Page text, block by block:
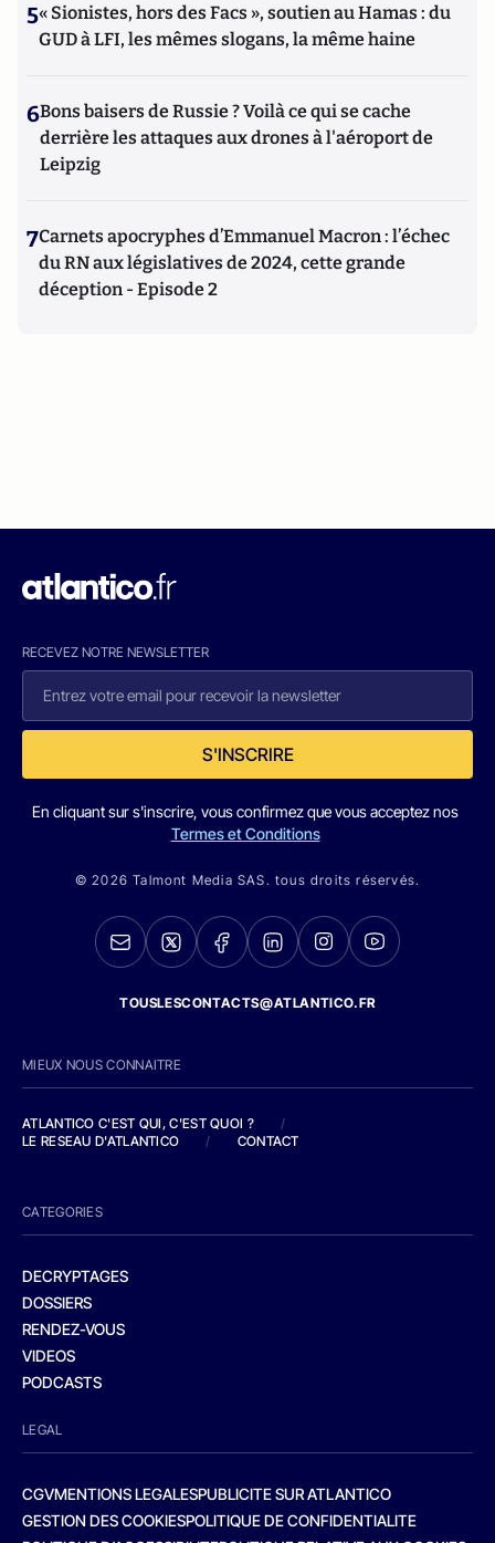
5« Sionistes, hors des Facs », soutien au Hamas : du
GUD à LFI, les mêmes slogans, la même haine
6Bons baisers de Russie ? Voilà ce qui se cache
derrière les attaques aux drones à l'aéroport de
Leipzig
7Carnets apocryphes d’Emmanuel Macron : l’échec
du RN aux législatives de 2024, cette grande
déception - Episode 2
RECEVEZ NOTRE NEWSLETTER
S'INSCRIRE
En cliquant sur s'inscrire, vous confirmez que vous acceptez nos
Termes et Conditions
© 2026 Talmont Media SAS. tous droits réservés.
TOUSLESCONTACTS@ATLANTICO.FR
MIEUX NOUS CONNAITRE
ATLANTICO C'EST QUI, C'EST QUOI ?
/
LE RESEAU D'ATLANTICO
/ CONTACT
CATEGORIES
DECRYPTAGES
DOSSIERS
RENDEZ-VOUS
VIDEOS
PODCASTS
LEGAL
CGVMENTIONS LEGALESPUBLICITE SUR ATLANTICO
GESTION DES COOKIESPOLITIQUE DE CONFIDENTIALITE